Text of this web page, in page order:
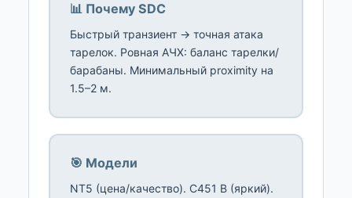
📊 Почему SDC
Быстрый транзиент → точная атака
тарелок. Ровная АЧХ: баланс тарелки/
барабаны. Минимальный proximity на
1.5–2 м.
🎯 Модели
NT5 (цена/качество). C451 B (яркий).